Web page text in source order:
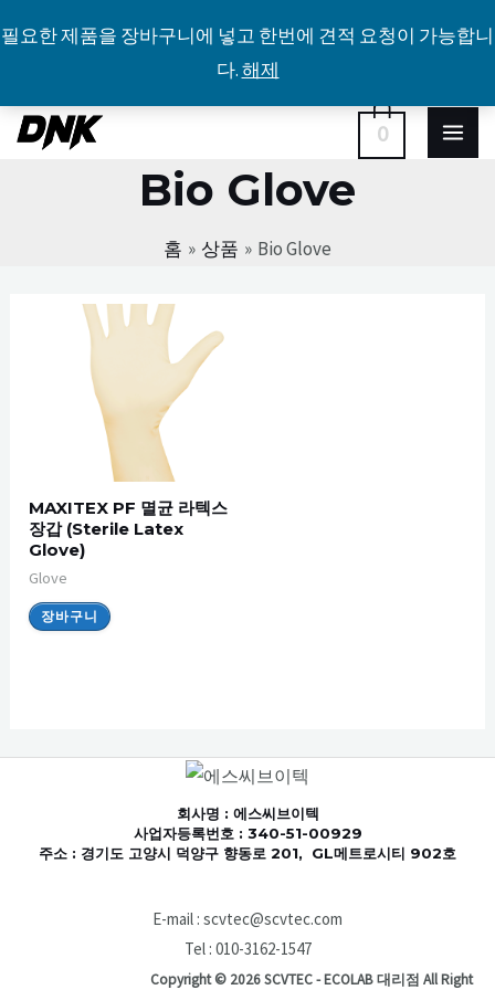
필요한 제품을 장바구니에 넣고 한번에 견적 요청이 가능합니
다.해제
0
Bio Glove
홈 상품 Bio Glove
MAXITEX PF 멸균 라텍스
장갑 (Sterile Latex
Glove)
Glove
장바구니
회사명 : 에스씨브이텍
사업자등록번호 : 340-51-00929
주소 : 경기도 고양시 덕양구 향동로 201, GL메트로시티 902호
E-mail : scvtec@scvtec.com
Tel : 010-3162-1547
Copyright © 2026 SCVTEC - ECOLAB 대리점 All Right